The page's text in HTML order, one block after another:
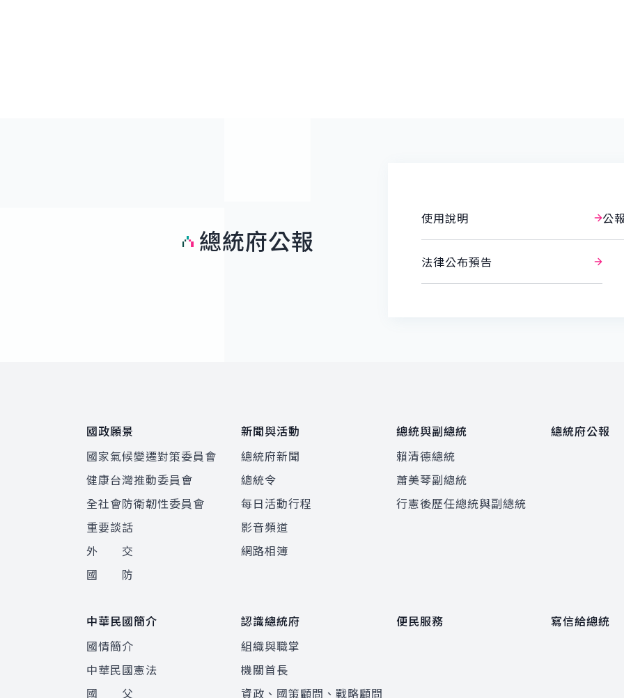
總統府公報
使用說明 公
法律公布預告
國政願景
國家氣候變遷對策委員會
健康台灣推動委員會
全社會防衛韌性委員會
重要談話
外 交
國 防
新聞與活動
總統府新聞
總統令
每日活動行程
影音頻道
網路相簿
總統與副總統
賴清德總統
蕭美琴副總統
行憲後歷任總統與副總統
總統府公報
中華民國簡介
國情簡介
中華民國憲法
國 父
認識總統府
組織與職掌
機關首長
資政、國策顧問、戰略顧問
便民服務 寫信給總統